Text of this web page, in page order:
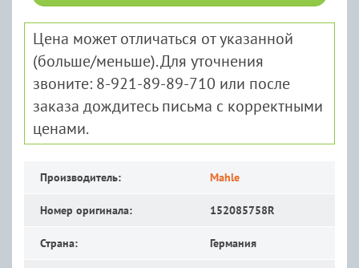
Цена может отличаться от указанной
(больше/меньше). Для уточнения
звоните: 8-921-89-89-710 или после
заказа дождитесь письма с корректными
ценами.
Производитель: Mahle
Номер оригинала: 152085758R
Страна: Германия